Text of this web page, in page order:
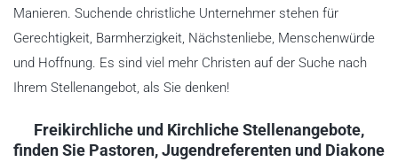
Manieren. Suchende christliche Unternehmer stehen für
Gerechtigkeit, Barmherzigkeit, Nächstenliebe, Menschenwürde
und Hoffnung. Es sind viel mehr Christen auf der Suche nach
Ihrem Stellenangebot, als Sie denken!
Freikirchliche und Kirchliche Stellenangebote,
finden Sie Pastoren, Jugendreferenten und Diakone